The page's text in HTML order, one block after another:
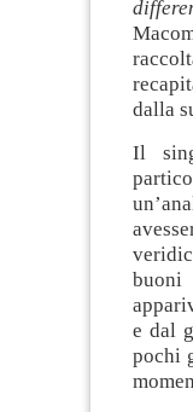
dalla
Il
buoni
e dal
pochi